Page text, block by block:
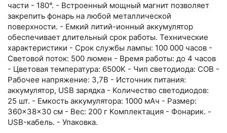
части - 180°. - Встроенный мощный магнит позволяет
закрепить фонарь на любой металлической
поверхности. - Емкий литий-ионный аккумулятор
обеспечивает длительный срок работы. Технические
характеристики - Срок службы лампы: 100 000 часов -
Световой поток: 500 люмен - Время работы: до 4 часов
- Цветовая температура: 6500K - Чип светодиода: COB -
Рабочее напряжение: 3,7В - Источник питания:
аккумулятор, USB зарядка - Количество светодиодов:
25 шт. - Емкость аккумулятора: 1000 мАч - Размер:
360×38×30 см - Вес: 200 г Комплектация - Фонарик. -
USB-кабель. - Упаковка.